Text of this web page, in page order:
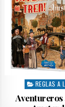
P
REGLAS A
Aventureros